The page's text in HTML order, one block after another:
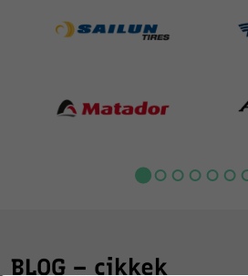
BLOG – cikkek